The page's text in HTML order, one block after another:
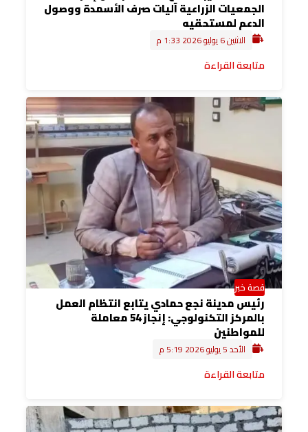
الجمعيات الزراعية آليات صرف الأسمدة ووصول
الدعم لمستحقيه
الاثنين 6 يوليو 2026 1:33 م
متابعة القراءة
قصة خبر
رئيس مدينة نجع حمادي يتابع انتظام العمل
بالمركز التكنولوجي: إنجاز 54 معاملة
للمواطنين
الأحد 5 يوليو 2026 5:19 م
متابعة القراءة